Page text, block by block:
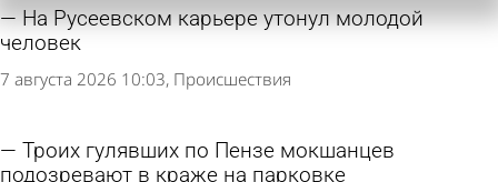
На Русеевском карьере утонул молодой
человек
7 августа 2026 10:03 Происшествия
Троих гулявших по Пензе мокшанцев
подозревают в краже на парковке